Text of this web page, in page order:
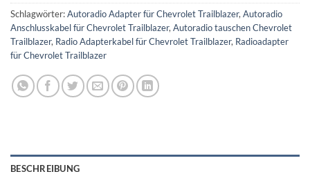
Schlagwörter:Autoradio Adapter für Chevrolet Trailblazer,Autoradio
Anschlusskabel für Chevrolet Trailblazer,Autoradio tauschen Chevrolet
Trailblazer, Radio Adapterkabel für Chevrolet Trailblazer, Radioadapter
für Chevrolet Trailblazer
BESCHREIBUNG